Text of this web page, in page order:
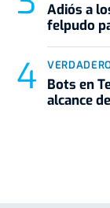
Adiós a
felpudo
Bots en
alcance